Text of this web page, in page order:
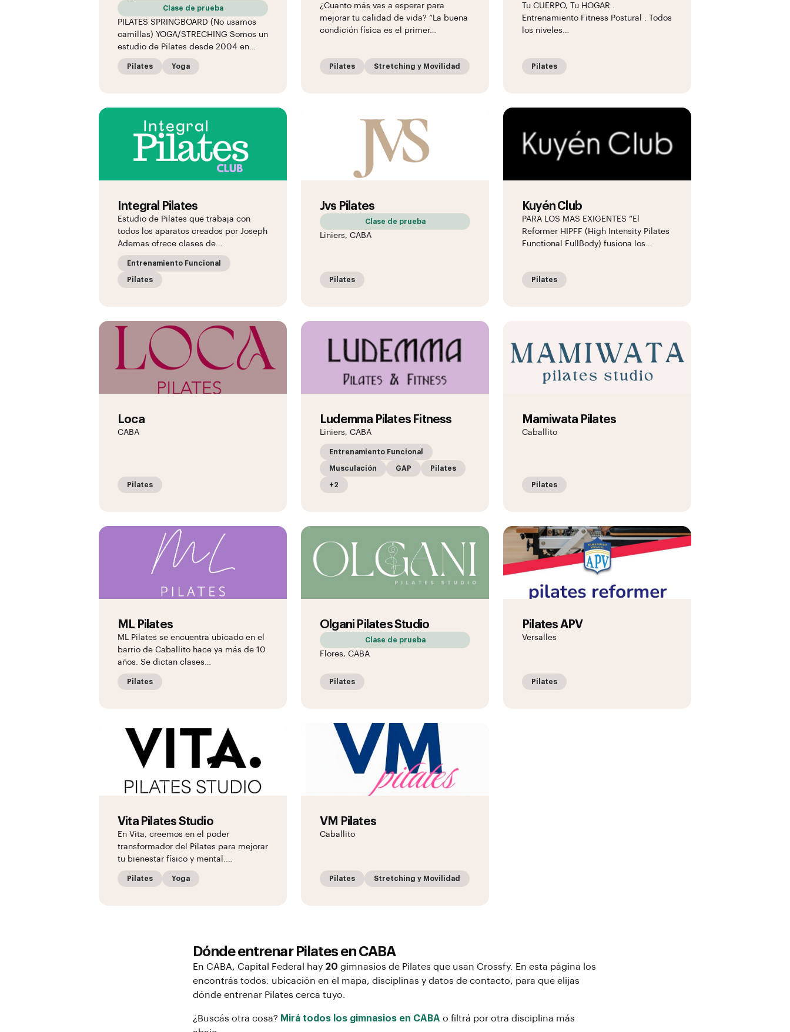
Clase de prueba
PILATES SPRINGBOARD (No usamos
camillas) YOGA/STRECHING Somos un
estudio de Pilates desde 2004 en…
Pilates Yoga
¿Cuanto más vas a esperar para
mejorar tu calidad de vida? “La buena
condición física es el primer…
Pilates Stretching y Movilidad
Tu CUERPO, Tu HOGAR .
Entrenamiento Fitness Postural . Todos
los niveles…
Pilates
Integral Pilates
Estudio de Pilates que trabaja con
todos los aparatos creados por Joseph
Ademas ofrece clases de…
Entrenamiento Funcional
Pilates
Jvs Pilates
Clase de prueba
Liniers, CABA
Pilates
Kuyén Club
PARA LOS MAS EXIGENTES “El
Reformer HIPFF (High Intensity Pilates
Functional FullBody) fusiona los…
Pilates
Loca
CABA
Pilates
Ludemma Pilates Fitness
Liniers, CABA
Entrenamiento Funcional
Musculación GAP Pilates
+2
Mamiwata Pilates
Caballito
Pilates
ML Pilates
ML Pilates se encuentra ubicado en el
barrio de Caballito hace ya más de 10
años. Se dictan clases…
Pilates
Olgani Pilates Studio
Clase de prueba
Flores, CABA
Pilates
Pilates APV
Versalles
Pilates
Vita Pilates Studio
En Vita, creemos en el poder
transformador del Pilates para mejorar
tu bienestar físico y mental.…
Pilates Yoga
VM Pilates
Caballito
Pilates Stretching y Movilidad
Dónde entrenar Pilatesen CABA
En CABA, Capital Federal hay 20 gimnasios de Pilates que usan Crossfy. En esta página los
encontrás todos: ubicación en el mapa, disciplinas y datos de contacto, para que elijas
dónde entrenar Pilates cerca tuyo.
¿Buscás otra cosa? Mirá todos los gimnasios en CABA o filtrá por otra disciplina más